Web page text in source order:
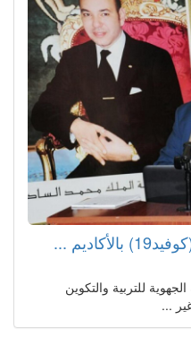
...
للتربية والتكوين